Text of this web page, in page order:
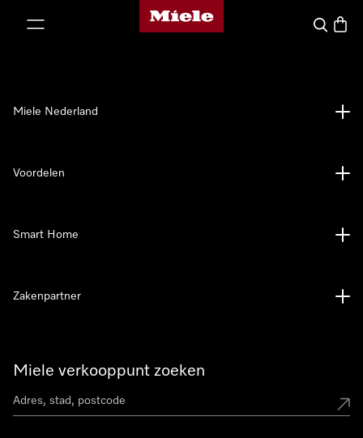
Homepage van Miele
Wat zoek
Miele verkooppunt zoeken
Miele Nederland
Voordelen
Smart Home
Zakenpartner